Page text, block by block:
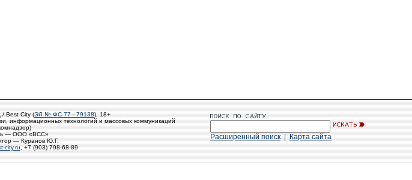
Best City (ЭЛ № ФС 77 - 79138), 18+
информационных технологий и массовых коммуникаций
— ООО «ВСС»
— Куранов Ю.Г.
city.ru , +7 (903) 798-68-89
Расширенный поиск Карта сайта